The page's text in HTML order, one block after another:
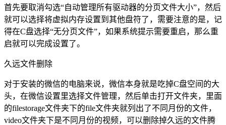
首先要取消勾选“自动管理所有驱动器的分页文件大小”，然后
就可以选择将虚拟内存设置到其他盘符了，需要注意的是，记
得在C盘选择“无分页文件”，如果系统提示需要重启，那么重
启就可以完成设置了。
久远文件删除
对于安装的微信的电脑来说，微信本身就是吃掉C盘空间的大
头，在微信设置里选择文件管理，然后单击打开文件夹，里面
的filestorage文件夹下的file文件夹就列出了不同月份的文件，
video文件夹下是不同月份的视频，可以删除掉久远的文件腾